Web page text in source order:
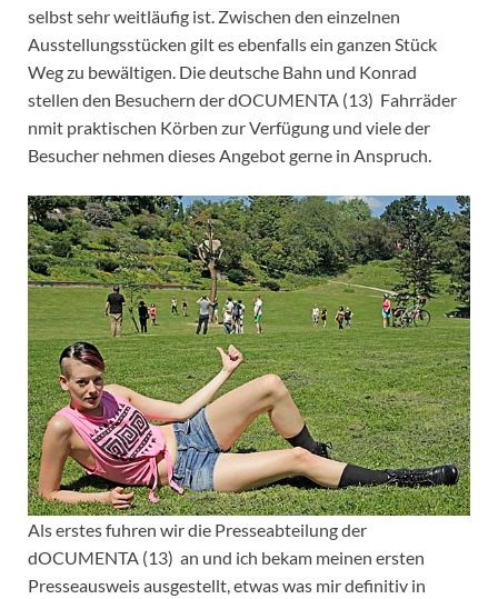
selbst sehr weitläufig ist. Zwischen den einzelnen
Ausstellungsstücken gilt es ebenfalls ein ganzen Stück
Weg zu bewältigen. Die deutsche Bahn und Konrad
stellen den Besuchern der dOCUMENTA (13) Fahrräder
nmit praktischen Körben zur Verfügung und viele der
Besucher nehmen dieses Angebot gerne in Anspruch.
Als erstes fuhren wir die Presseabteilung der
dOCUMENTA (13) an und ich bekam meinen ersten
Presseausweis ausgestellt, etwas was mir definitiv in